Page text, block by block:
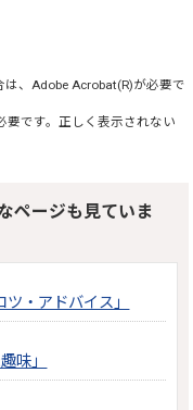
は、Adobe Acrobat(R)が必要で
要です。正しく表示されない
ページも見ていま
・アドバイス」
味」